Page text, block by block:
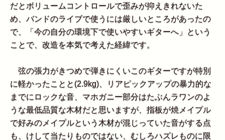
だとボリュームコントロールで歪みが抑えきれないた
め、バンドのライブで使うには厳しいところがあったの
で、「今の自分の環境下で使いやすいギターへ」という
ことで、改造を本気で考えた経緯です。
弦の張力がきつめで弾きにくいこのギターですが特別
に軽かったことと(2.9kg)、リアピックアップの暴力的な
までにロックな音、マホガニー部分はたぶんラワンのよ
うな最低品質な木材だと思いますが、指板が焼メイプル
で好みのメイプルという木材が混じっていた音がする点
も、けして当たりものではない、むしろハズレものに限